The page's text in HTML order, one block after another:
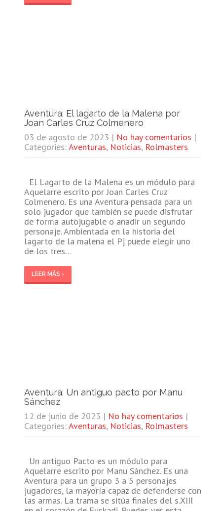
Aventura: El lagarto de la Malena por
Joan Carles Cruz Colmenero
03 de agosto de 2023 | No hay comentarios |
Categories:Aventuras, Noticias, Rolmasters
El Lagarto de la Malena es un módulo para
Aquelarre escrito por Joan Carles Cruz
Colmenero. Es una Aventura pensada para un
solo jugador que también se puede disfrutar
de forma autojugable o añadir un segundo
personaje. Ambientada en la historia del
lagarto de la malena el Pj puede elegir uno
de los tres…
LEER MÁS ›
Aventura: Un antiguo pacto por Manu
Sánchez
12 de junio de 2023 | No hay comentarios |
Categories:Aventuras, Noticias, Rolmasters
Un antiguo Pacto es un módulo para
Aquelarre escrito por Manu Sánchez. Es una
Aventura para un grupo 3 a 5 personajes
jugadores, la mayoría capaz de defenderse con
las armas. La trama se sitúa finales del s.XIII